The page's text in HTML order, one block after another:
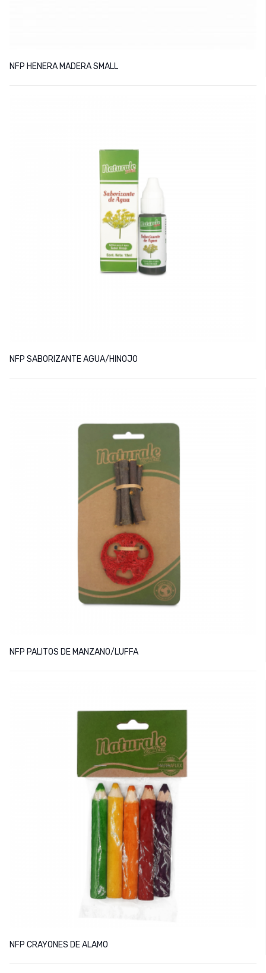
NFP HENERA MADERA SMALL
NFP SABORIZANTE AGUA/HINOJO
NFP PALITOS DE MANZANO/LUFFA
NFP CRAYONES DE ALAMO